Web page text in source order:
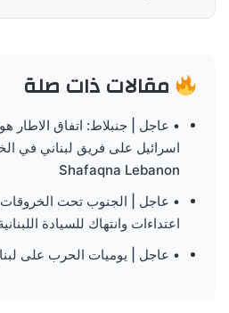
مقالات ذات صلة
• عاجل | جنبلاط: اتفاق الاطار
اسرائيل على فريق لبناني في
Shafaqna Lebanon
• عاجل | الجنوب تحت الخروقات
اعتداءات وانتهاك للسيادة
• عاجل | يوميات الحرب على لبنان